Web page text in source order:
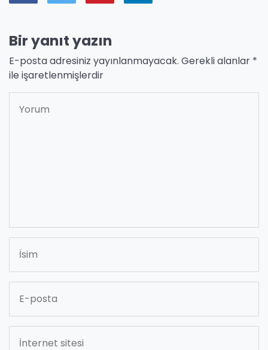
Bir yanıt yazın
E-posta adresiniz yayınlanmayacak. Gerekli alanlar *
ile işaretlenmişlerdir